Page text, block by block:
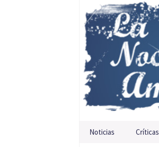
Saltar al contenido
Noticias Críticas